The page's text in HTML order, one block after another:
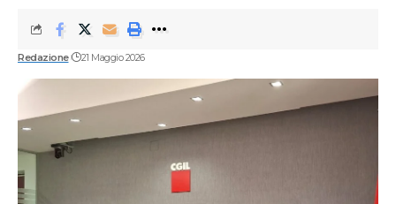
Redazione 21 Maggio 2026